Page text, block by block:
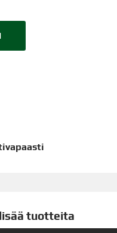
tuotteita